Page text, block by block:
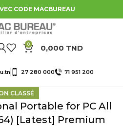
CODE MACBUREAU
0 0,000 TND
27 280 000 71 951 200
CLASSÉ
Portable for PC All
[Latest] Premium